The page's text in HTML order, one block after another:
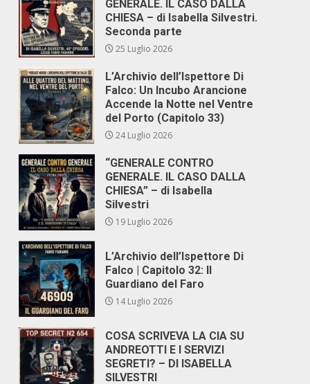
GENERALE. IL CASO DALLA
CHIESA – di Isabella Silvestri.
Seconda parte
25 Luglio 2026
L’Archivio dell’Ispettore Di
Falco: Un Incubo Arancione
Accende la Notte nel Ventre
del Porto (Capitolo 33)
24 Luglio 2026
“GENERALE CONTRO
GENERALE. IL CASO DALLA
CHIESA” – di Isabella
Silvestri
19 Luglio 2026
L’Archivio dell’Ispettore Di
Falco | Capitolo 32: Il
Guardiano del Faro
14 Luglio 2026
COSA SCRIVEVA LA CIA SU
ANDREOTTI E I SERVIZI
SEGRETI? – DI ISABELLA
SILVESTRI